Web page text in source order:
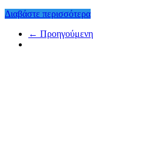
Διαβάστε περισσότερα
← Προηγούμενη